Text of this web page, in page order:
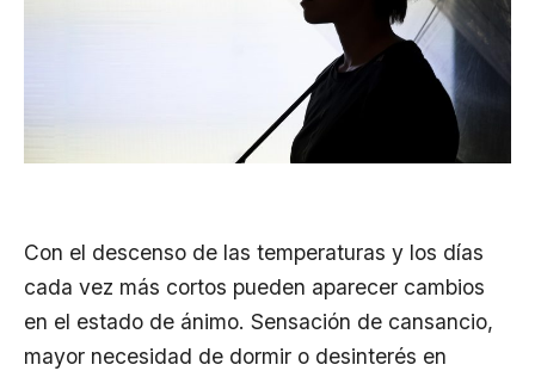
Con el descenso de las temperaturas y los días
cada vez más cortos pueden aparecer cambios
en el estado de ánimo. Sensación de cansancio,
mayor necesidad de dormir o desinterés en